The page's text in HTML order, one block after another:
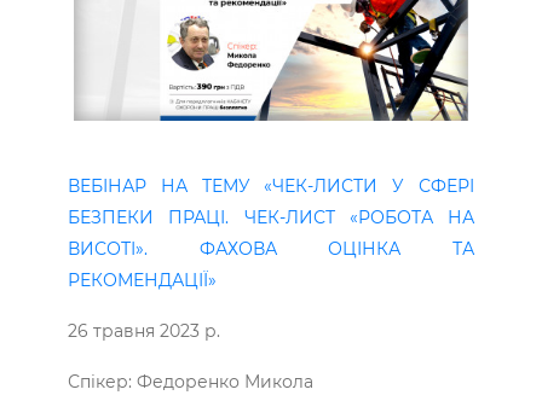
ВЕБІНАР НА ТЕМУ «ЧЕК-ЛИСТИ У СФЕРІ
БЕЗПЕКИ ПРАЦІ. ЧЕК-ЛИСТ «РОБОТА НА
ВИСОТІ». ФАХОВА ОЦІНКА ТА
РЕКОМЕНДАЦІЇ»
26 травня 2023 р.
Спікер: Федоренко Микола